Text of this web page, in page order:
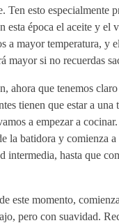
Ten esto especialmente
esta época el aceite y el
a mayor temperatura, y
mayor si no recuerdas
ahora que tenemos
tienen que estar a una
a empezar a
la batidora y comienza a
intermedia, hasta que
este momento,
pero con suavidad.